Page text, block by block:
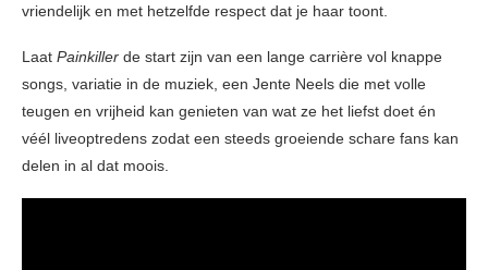
vriendelijk en met hetzelfde respect dat je haar toont.
Laat Painkiller de start zijn van een lange carrière vol knappe
songs, variatie in de muziek, een Jente Neels die met volle
teugen en vrijheid kan genieten van wat ze het liefst doet én
véél liveoptredens zodat een steeds groeiende schare fans kan
delen in al dat moois.